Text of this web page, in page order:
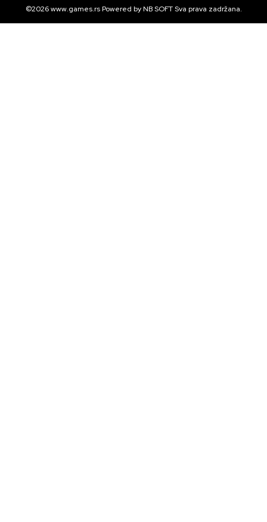
©2026www.games.rs Powered byNB SOFTSva prava zadržana.